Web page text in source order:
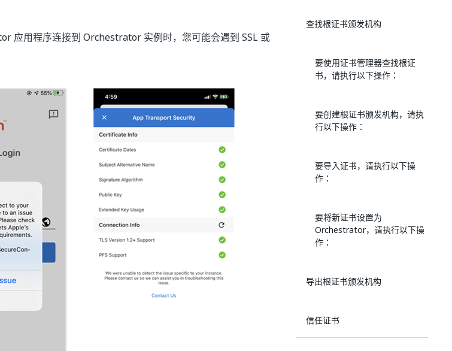
应用程序连接到 Orchestrator 实例时，您可能会遇到 SSL 或
查找根证书颁发机构
要使用证书管理器查找根证
书，请执行以下操作：
要创建根证书颁发机构，请执
行以下操作：
要导入证书，请执行以下操
作：
要将新证书设置为
Orchestrator，请执行以下操
作：
导出根证书颁发机构
信任证书